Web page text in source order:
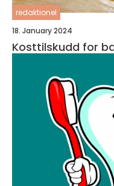
redaktionel
18. January 2024
Kosttilskudd for